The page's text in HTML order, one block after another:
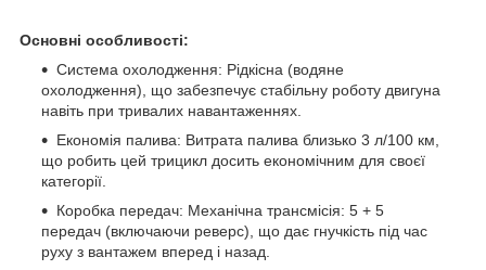
Основні особливості:
Система охолодження: Рідкісна (водяне
охолодження), що забезпечує стабільну роботу двигуна
навіть при тривалих навантаженнях.
Економія палива: Витрата палива близько 3 л/100 км,
що робить цей трицикл досить економічним для своєї
категорії.
Коробка передач: Механічна трансмісія: 5 + 5
передач (включаючи реверс), що дає гнучкість під час
руху з вантажем вперед і назад.